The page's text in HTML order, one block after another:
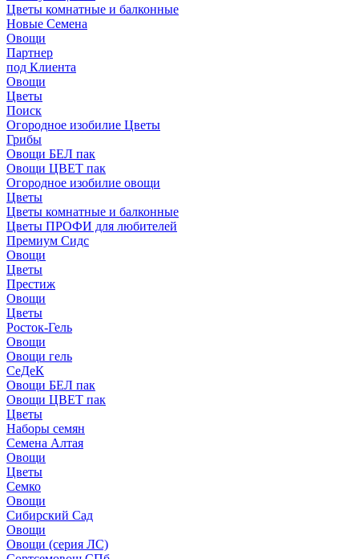
Цветы комнатные и балконные
Новые Семена
Овощи
Партнер
под Клиента
Овощи
Цветы
Поиск
Огородное изобилие Цветы
Грибы
Овощи БЕЛ пак
Овощи ЦВЕТ пак
Огородное изобилие овощи
Цветы
Цветы комнатные и балконные
Цветы ПРОФИ для любителей
Премиум Сидс
Овощи
Цветы
Престиж
Овощи
Цветы
Росток-Гель
Овощи
Овощи гель
СеДеК
Овощи БЕЛ пак
Овощи ЦВЕТ пак
Цветы
Наборы семян
Семена Алтая
Овощи
Цветы
Семко
Овощи
Сибирский Сад
Овощи
Овощи (серия ЛС)